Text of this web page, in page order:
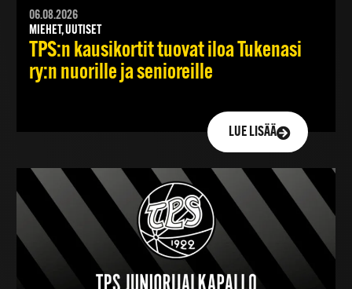
06.08.2026
MIEHET, UUTISET
TPS:n kausikortit tuovat iloa Tukenasi
ry:n nuorille ja senioreille
LUE LISÄÄ